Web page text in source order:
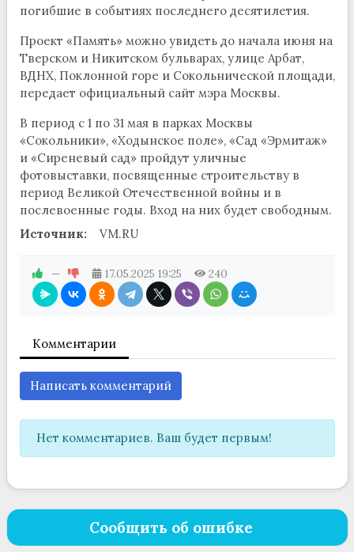
погибшие в событиях последнего десятилетия.
Проект «Память» можно увидеть до начала июня на
Тверском и Никитском бульварах, улице Арбат,
ВДНХ, Поклонной горе и Сокольнической площади,
передает официальный сайт мэра Москвы.
В период с 1 по 31 мая в парках Москвы
«Сокольники», «Ходынское поле», «Сад «Эрмитаж»
и «Сиреневый сад» пройдут уличные
фотовыставки, посвященные строительству в
период Великой Отечественной войны и в
послевоенные годы. Вход на них будет свободным.
Источник:
VM.RU
— 17.05.2025 19:25 240
Комментарии
Написать комментарий
Нет комментариев. Ваш будет первым!
Сообщить об ошибке